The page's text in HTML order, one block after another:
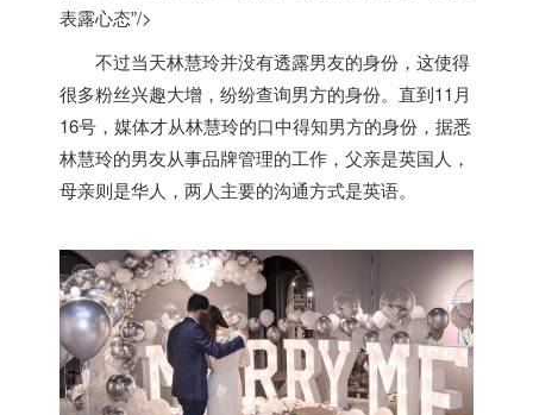
表露心态”/>
不过当天林慧玲并没有透露男友的身份，这使得
很多粉丝兴趣大增，纷纷查询男方的身份。直到11月
16号，媒体才从林慧玲的口中得知男方的身份，据悉
林慧玲的男友从事品牌管理的工作，父亲是英国人，
母亲则是华人，两人主要的沟通方式是英语。